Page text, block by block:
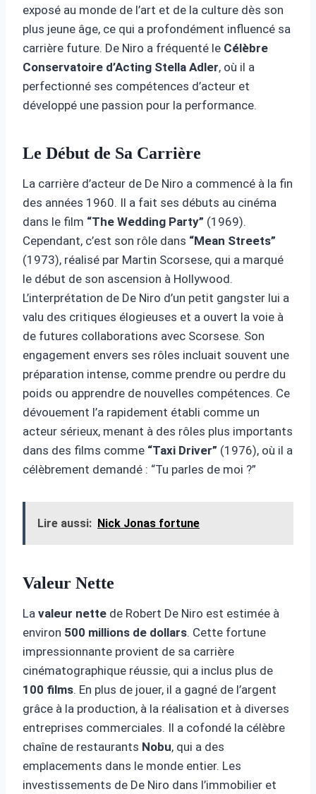
exposé au monde de l’art et de la culture dès son
plus jeune âge, ce qui a profondément influencé sa
carrière future. De Niro a fréquenté le Célèbre
Conservatoire d’Acting Stella Adler, où il a
perfectionné ses compétences d’acteur et
développé une passion pour la performance.
Le Début de Sa Carrière
La carrière d’acteur de De Niro a commencé à la fin
des années 1960. Il a fait ses débuts au cinéma
dans le film “The Wedding Party” (1969).
Cependant, c’est son rôle dans “Mean Streets”
(1973), réalisé par Martin Scorsese, qui a marqué
le début de son ascension à Hollywood.
L’interprétation de De Niro d’un petit gangster lui a
valu des critiques élogieuses et a ouvert la voie à
de futures collaborations avec Scorsese. Son
engagement envers ses rôles incluait souvent une
préparation intense, comme prendre ou perdre du
poids ou apprendre de nouvelles compétences. Ce
dévouement l’a rapidement établi comme un
acteur sérieux, menant à des rôles plus importants
dans des films comme “Taxi Driver” (1976), où il a
célèbrement demandé : “Tu parles de moi ?”
Lire aussi: Nick Jonas fortune
Valeur Nette
La valeur nette de Robert De Niro est estimée à
environ 500 millions de dollars. Cette fortune
impressionnante provient de sa carrière
cinématographique réussie, qui a inclus plus de
100 films. En plus de jouer, il a gagné de l’argent
grâce à la production, à la réalisation et à diverses
entreprises commerciales. Il a cofondé la célèbre
chaîne de restaurants Nobu, qui a des
emplacements dans le monde entier. Les
investissements de De Niro dans l’immobilier et